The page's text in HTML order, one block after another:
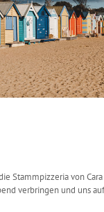
Stammpizzeria von
verbringen und uns